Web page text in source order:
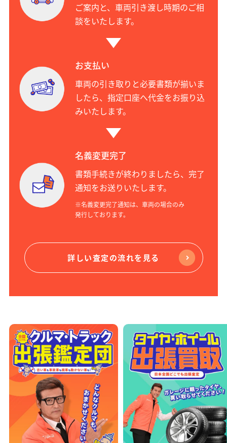
ご案内と、車両引き渡し時期のご相
談をいたします。
お支払い
車両の引き取りと必要書類が揃いま
したら、指定口座へ代金をお振り込
みいたします。
名義変更完了
書類手続きが終わりましたら、完了
通知をお送りいたします。
※名義変更完了通知は、車両の場合のみ
発行しております。
詳しい査定の流れを見る